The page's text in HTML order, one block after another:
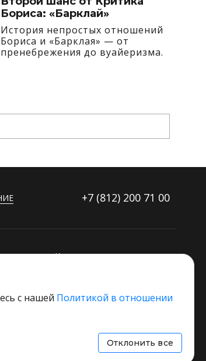
Бориса: «Барклай»
История непростых отношений
Бориса и «Барклая» — от
пренебрежения до вуайеризма.
+7 (812) 200 71 00
Контакты
Основной стек технологий
с нашей Политикой в отношении
Отклонить все